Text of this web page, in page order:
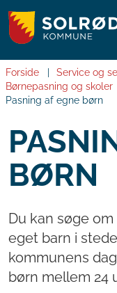
Forside Service og
Børnepasning og skoler
Pasning af egne børn
BØRN
Du kan søge
eget barn i
kommunens
børn mellem 24